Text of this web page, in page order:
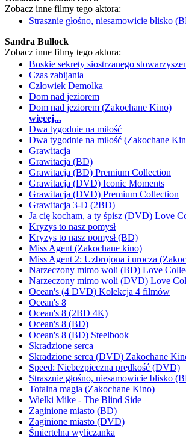
Zobacz inne filmy tego aktora:
Strasznie głośno, niesamowicie blisko
Sandra Bullock
Zobacz inne filmy tego aktora:
Boskie sekrety siostrzanego
Czas zabijania
Człowiek Demolka
Dom nad jeziorem
Dom nad jeziorem (Zakochane Kino)
więcej...
Dwa tygodnie na miłość
Dwa tygodnie na miłość (Zakochane
Grawitacja
Grawitacja (BD)
Grawitacja (BD) Premium Collection
Grawitacja (DVD) Iconic Moments
Grawitacja (DVD) Premium Collection
Grawitacja 3-D (2BD)
Ja cię kocham, a ty śpisz (DVD) Love
Kryzys to nasz pomysł
Kryzys to nasz pomysł (BD)
Miss Agent (Zakochane kino)
Miss Agent 2: Uzbrojona i urocza
Narzeczony mimo woli (BD) Love
Narzeczony mimo woli (DVD) Love
Ocean's (4 DVD) Kolekcja 4 filmów
Ocean's 8
Ocean's 8 (2BD 4K)
Ocean's 8 (BD)
Ocean's 8 (BD) Steelbook
Skradzione serca
Skradzione serca (DVD) Zakochane
Speed: Niebezpieczna prędkość (DVD)
Strasznie głośno, niesamowicie blisko
Totalna magia (Zakochane Kino)
Wielki Mike - The Blind Side
Zaginione miasto (BD)
Zaginione miasto (DVD)
Śmiertelna wyliczanka